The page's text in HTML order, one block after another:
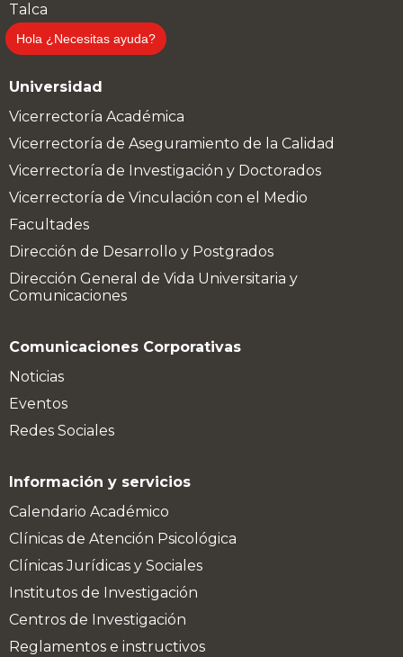
Hola ¿Necesitas ayuda?
Talca
Temuco
Universidad
Vicerrectoría Académica
Vicerrectoría de Aseguramiento de la Calidad
Vicerrectoría de Investigación y Doctorados
Vicerrectoría de Vinculación con el Medio
Facultades
Dirección de Desarrollo y Postgrados
Dirección General de Vida Universitaria y
Comunicaciones
Comunicaciones Corporativas
Noticias
Eventos
Redes Sociales
Información y servicios
Calendario Académico
Clínicas de Atención Psicológica
Clínicas Jurídicas y Sociales
Institutos de Investigación
Centros de Investigación
Reglamentos e instructivos